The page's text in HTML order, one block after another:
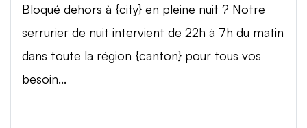
Bloqué dehors à {city} en pleine nuit ? Notre
serrurier de nuit intervient de 22h à 7h du matin
dans toute la région {canton} pour tous vos
besoin...